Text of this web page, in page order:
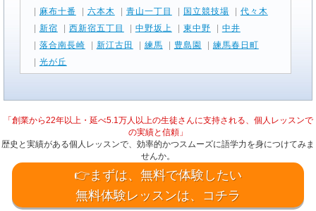
| 麻布十番 | 六本木 | 青山一丁目 | 国立競技場 | 代々木
| 新宿 | 西新宿五丁目 | 中野坂上 | 東中野 | 中井
| 落合南長崎 | 新江古田 | 練馬 | 豊島園 | 練馬春日町
| 光が丘
「創業から22年以上・延べ5.1万人以上の生徒さんに支持される、個人レッスンで
の実績と信頼」
歴史と実績がある個人レッスンで、効率的かつスムーズに語学力を身につけてみま
せんか。
👉まずは、無料で体験したい
無料体験レッスンは、コチラ